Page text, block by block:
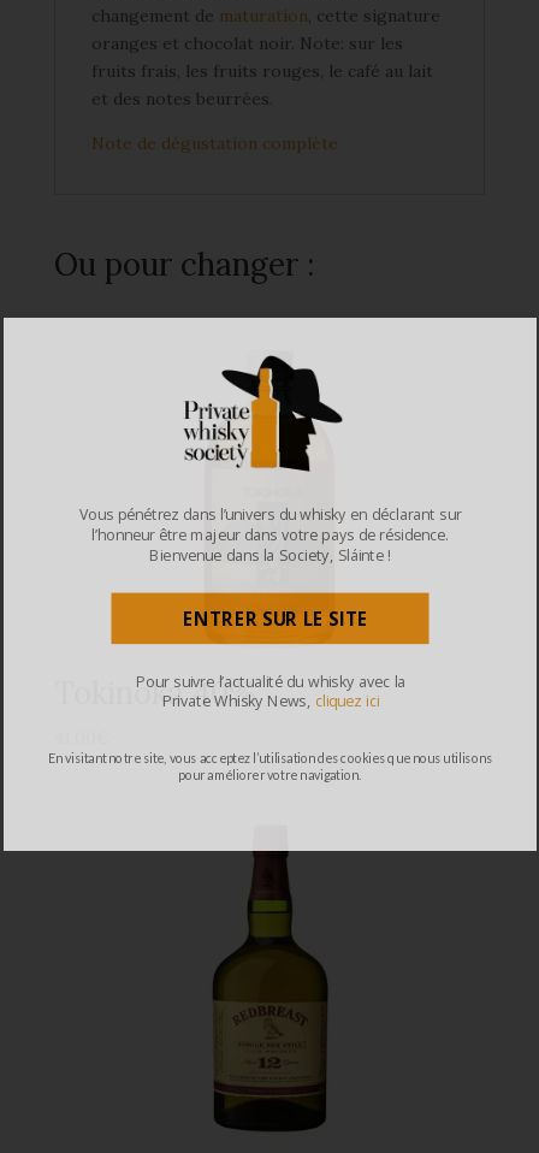
changement de maturation, cette signature
oranges et chocolat noir. Note: sur les
fruits frais, les fruits rouges, le café au lait
et des notes beurrées.
Note de dégustation complète
Ou pour changer :
Tokinoka 40%
Vous pénétrez dans l’univers du whisky en déclarant sur
l’honneur être majeur dans votre pays de résidence.
Bienvenue dans la Society, Sláinte !
ENTRER SUR LE SITE
En visitant notre site, vous acceptez l’utilisation des cookies que nous utilisons
pour améliorer votre navigation.
Pour suivre l’actualité du whisky avec la
Private Whisky News, cliquez ici